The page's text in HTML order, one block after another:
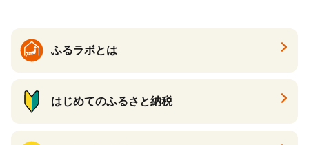
ふるラボとは
はじめてのふるさと納税